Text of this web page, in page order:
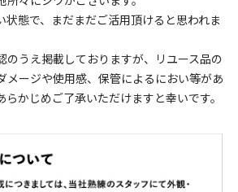
状態で、まだまだご活用頂けると思われま
のうえ掲載しておりますが、リユース品の
メージや使用感、保管によるにおい等があ
らかじめご了承いただけますと幸いです。